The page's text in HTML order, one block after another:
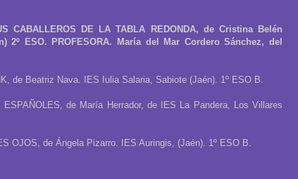
CABALLEROS DE LA TABLA REDONDA, de Cristina Belén
2º ESO. PROFESORA. María del Mar Cordero Sánchez, del
de Beatriz Nava. IES Iulia Salaria, Sabiote (Jaén). 1º ESO B.
de María Herrador, de IES La Pandera, Los Villares
OJOS, de Ángela Pizarro. IES Auringis, (Jaén). 1º ESO B.